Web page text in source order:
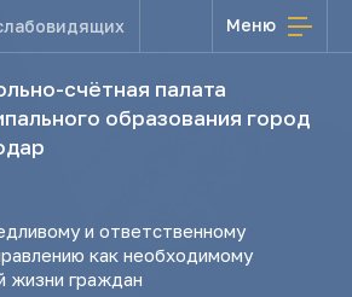
Меню
счётная палата
образования город
и ответственному
как необходимому
жизни граждан